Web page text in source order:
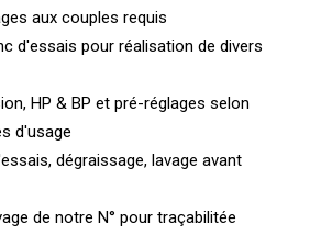
aux couples requis
d'essais pour réalisation de divers
HP & BP et pré-réglages selon
d'usage
dégraissage, lavage avant
de notre N° pour traçabilitée